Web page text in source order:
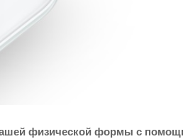
физической формы с